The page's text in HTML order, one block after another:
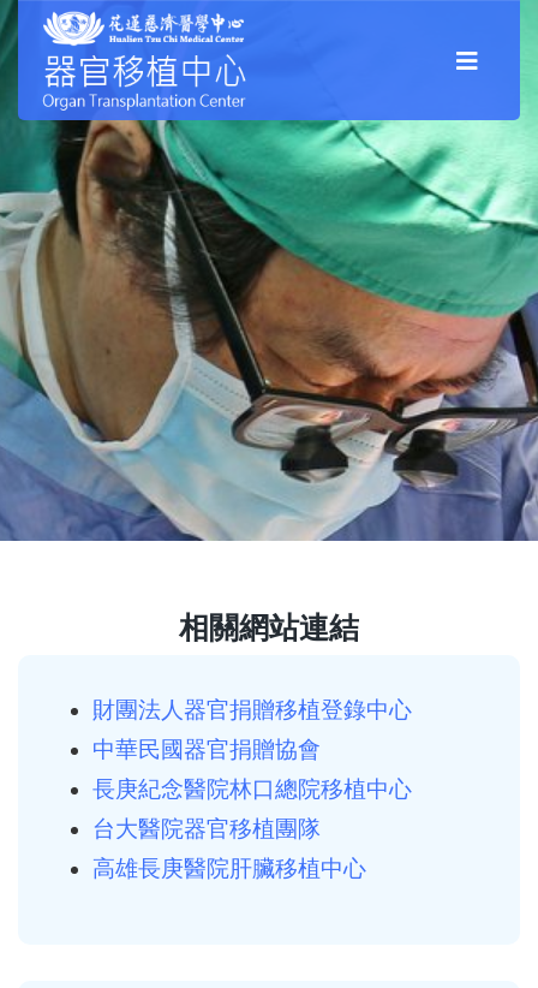
相關網站連結
財團法人器官捐贈移植登錄中心
中華民國器官捐贈協會
長庚紀念醫院林口總院移植中心
台大醫院器官移植團隊
高雄長庚醫院肝臟移植中心